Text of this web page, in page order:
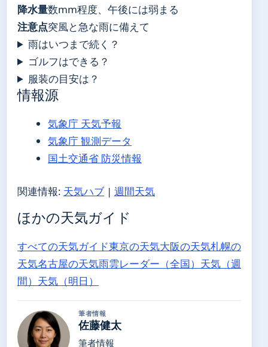
降水量数mm程度、午後には弱まる
注意点突風と急な雨に備えて
雨はいつまで続く？
ゴルフはできる？
服装の目安は？
情報源
気象庁 天気予報
気象庁 観測データ
国土交通省 防災情報
関連情報: 天気ハブ| 週間天気
ほかの天気ガイド
すべての天気ガイド東京の天気大阪の天気札幌の
天気名古屋の天気雨雲レーダー（全国） 天気（週
間） 天気（明日）
筆者情報
佐藤健太
筆者情報